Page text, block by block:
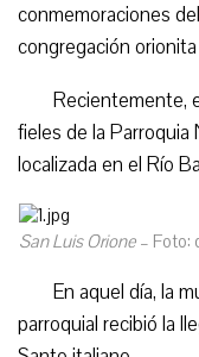
conmemoraciones
congregación
Recientemente,
fieles de la Parroquia
localizada en el Río
San Luis Orione – Foto:
En aquel día, la
parroquial recibió la